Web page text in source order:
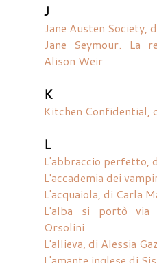
J
Jane Austen Society,
Jane Seymour. La
Alison Weir
K
Kitchen Confidential,
L
L'abbraccio perfetto,
L'accademia dei
L'acquaiola, di Carla
L'alba si portò
Orsolini
L'allieva, di Alessia
L'amante inglese di